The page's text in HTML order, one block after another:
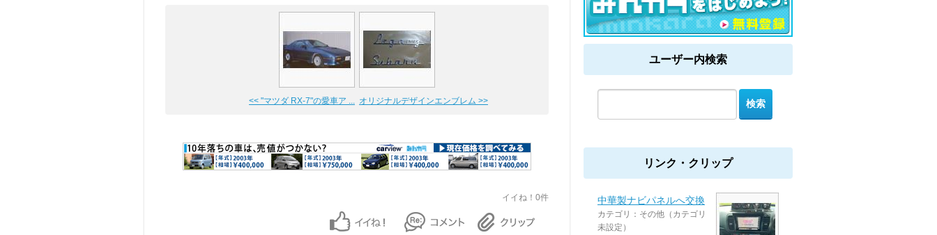
<< "マツダ RX-7"の愛車ア ... オリジナルデザインエンブレム >>
イイね！0件
ユーザー内検索
リンク・クリップ
中華製ナビパネルへ交換
カテゴリ：その他（カテゴリ
未設定）